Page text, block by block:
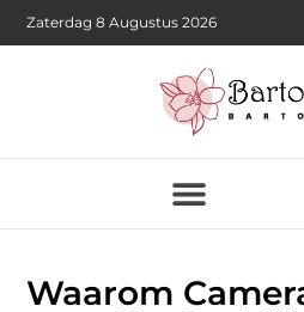
Zaterdag 8 Augustus 2026
Waarom